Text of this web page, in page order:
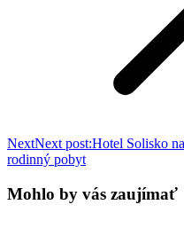
NextNext post:Hotel Solisko
rodinný pobyt
Mohlo by vás zaujímať